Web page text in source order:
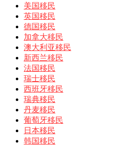
美国移民
英国移民
德国移民
加拿大移民
澳大利亚移民
新西兰移民
法国移民
瑞士移民
西班牙移民
瑞典移民
丹麦移民
葡萄牙移民
日本移民
韩国移民